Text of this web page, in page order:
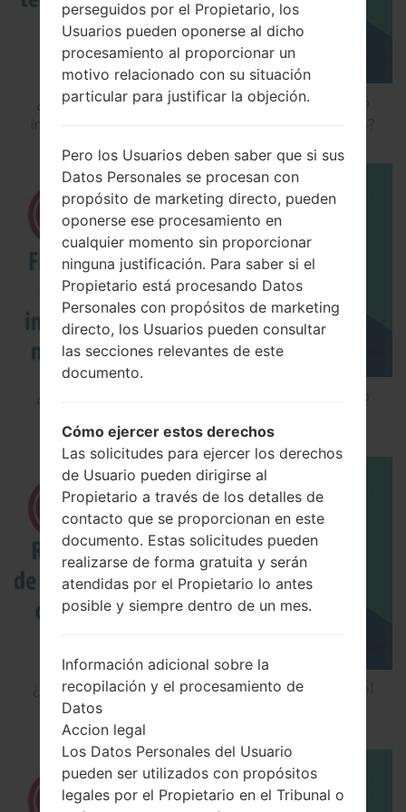
¿Cómo instalar Firmware Oficial en el teléfono
inteligente de LG mediante LG Flash Tool 2014?
¿Cómo instalar Firmware Oficial en el teléfono
¿Cómo restablecer datos de fábrica a través del
código en LG Cookie Smart T375?
perseguidos por el Propietario, los
Usuarios pueden oponerse al dicho
procesamiento al proporcionar un
motivo relacionado con su situación
particular para justificar la objeción.
Pero los Usuarios deben saber que si sus
Datos Personales se procesan con
propósito de marketing directo, pueden
oponerse ese procesamiento en
cualquier momento sin proporcionar
ninguna justificación. Para saber si el
Propietario está procesando Datos
Personales con propósitos de marketing
directo, los Usuarios pueden consultar
las secciones relevantes de este
documento.
Cómo ejercer estos derechos
Las solicitudes para ejercer los derechos
de Usuario pueden dirigirse al
Propietario a través de los detalles de
contacto que se proporcionan en este
documento. Estas solicitudes pueden
realizarse de forma gratuita y serán
atendidas por el Propietario lo antes
posible y siempre dentro de un mes.
Información adicional sobre la
recopilación y el procesamiento de
Datos
Accion legal
Los Datos Personales del Usuario
pueden ser utilizados con propósitos
legales por el Propietario en el Tribunal o